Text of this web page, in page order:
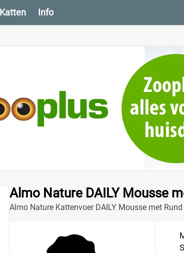
Katten Info
Almo Nature DAILY Mousse
Almo Nature Kattenvoer DAILY Mousse met